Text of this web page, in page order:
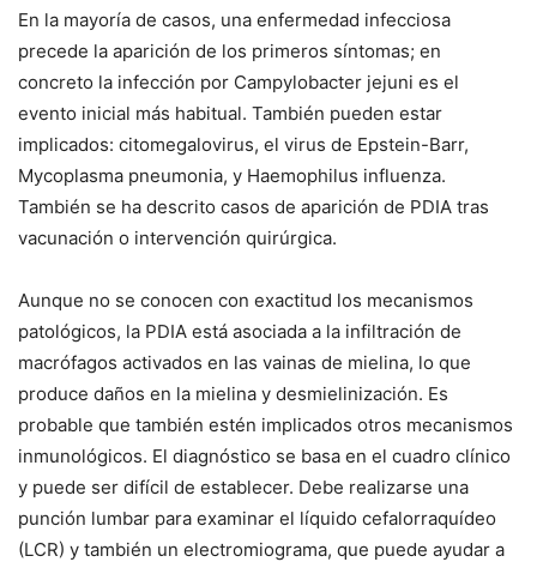
En la mayoría de casos, una enfermedad infecciosa
precede la aparición de los primeros síntomas; en
concreto la infección por Campylobacter jejuni es el
evento inicial más habitual. También pueden estar
implicados: citomegalovirus, el virus de Epstein-Barr,
Mycoplasma pneumonia, y Haemophilus influenza.
También se ha descrito casos de aparición de PDIA tras
vacunación o intervención quirúrgica.
Aunque no se conocen con exactitud los mecanismos
patológicos, la PDIA está asociada a la infiltración de
macrófagos activados en las vainas de mielina, lo que
produce daños en la mielina y desmielinización. Es
probable que también estén implicados otros mecanismos
inmunológicos. El diagnóstico se basa en el cuadro clínico
y puede ser difícil de establecer. Debe realizarse una
punción lumbar para examinar el líquido cefalorraquídeo
(LCR) y también un electromiograma, que puede ayudar a